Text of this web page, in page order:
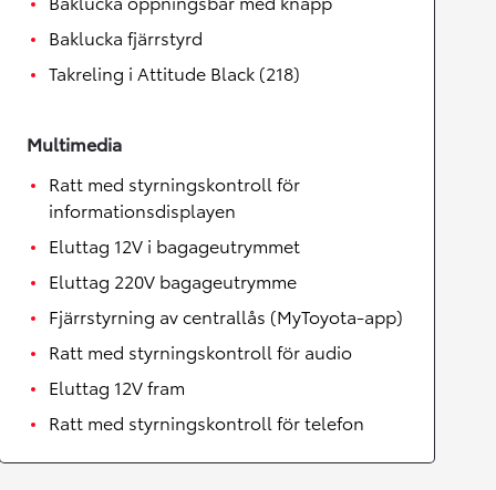
Baklucka fjärrstyrd
Takreling i Attitude Black (218)
Multimedia
Ratt med styrningskontroll för
informationsdisplayen
Eluttag 12V i bagageutrymmet
Eluttag 220V bagageutrymme
Fjärrstyrning av centrallås (MyToyota-app)
Ratt med styrningskontroll för audio
Eluttag 12V fram
Ratt med styrningskontroll för telefon